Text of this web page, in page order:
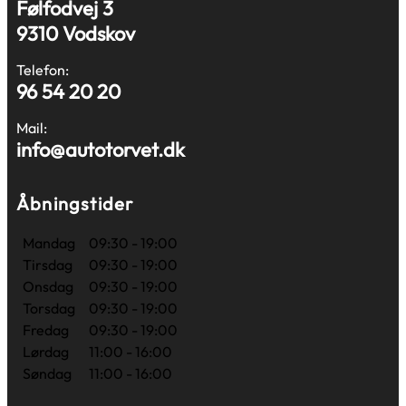
Følfodvej 3
9310 Vodskov
Telefon:
96 54 20 20
Mail:
info@autotorvet.dk
Åbningstider
Mandag
09:30 - 19:00
Tirsdag
09:30 - 19:00
Onsdag
09:30 - 19:00
Torsdag
09:30 - 19:00
Fredag
09:30 - 19:00
Lørdag
11:00 - 16:00
Søndag
11:00 - 16:00